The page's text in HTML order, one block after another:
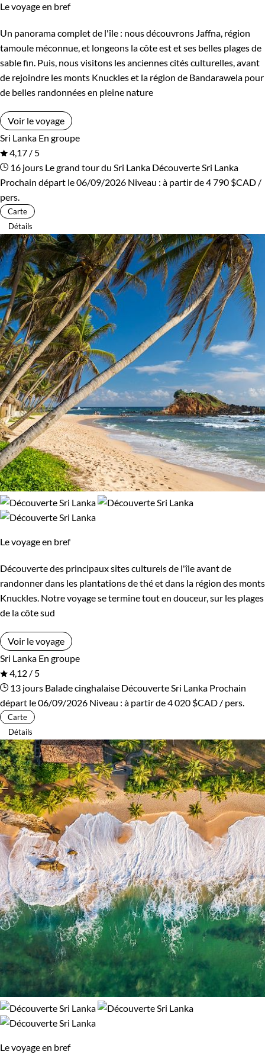
Le voyage en bref
Un panorama complet de l'île : nous découvrons Jaffna, région
tamoule méconnue, et longeons la côte est et ses belles plages de
sable fin. Puis, nous visitons les anciennes cités culturelles, avant
de rejoindre les monts Knuckles et la région de Bandarawela pour
de belles randonnées en pleine nature
Voir le voyage
Sri Lanka En groupe
4,17 / 5
16 jours Le grand tour du Sri Lanka Découverte Sri Lanka
Prochain départ le 06/09/2026 Niveau : à partir de4 790 $CAD /
pers.
Carte
Détails
Le voyage en bref
Découverte des principaux sites culturels de l'île avant de
randonner dans les plantations de thé et dans la région des monts
Knuckles. Notre voyage se termine tout en douceur, sur les plages
de la côte sud
Voir le voyage
Sri Lanka En groupe
4,12 / 5
13 jours Balade cinghalaise Découverte Sri Lanka Prochain
départ le 06/09/2026 Niveau : à partir de4 020 $CAD / pers.
Carte
Détails
Le voyage en bref